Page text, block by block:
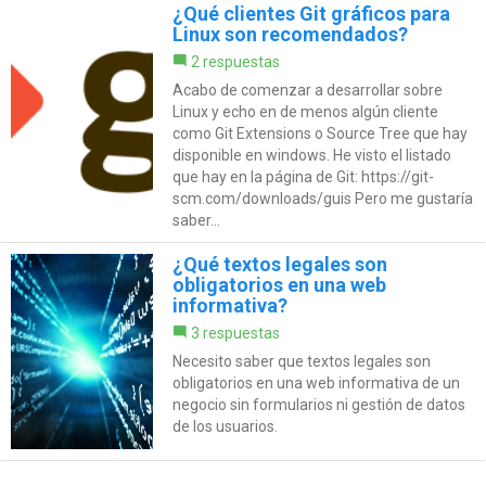
¿Qué clientes Git gráficos para
Linux son recomendados?
2 respuestas
Acabo de comenzar a desarrollar sobre
Linux y echo en de menos algún cliente
como Git Extensions o Source Tree que hay
disponible en windows. He visto el listado
que hay en la página de Git: https://git-
scm.com/downloads/guis Pero me gustaría
saber...
¿Qué textos legales son
obligatorios en una web
informativa?
3 respuestas
Necesito saber que textos legales son
obligatorios en una web informativa de un
negocio sin formularios ni gestión de datos
de los usuarios.